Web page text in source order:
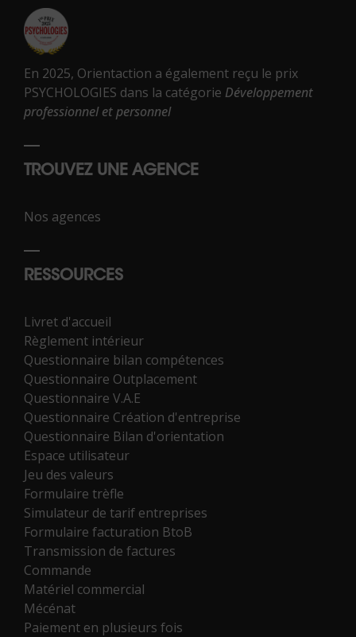
En 2025, Orientaction a également reçu le prix
PSYCHOLOGIES dans la catégorie Développement
professionnel et personnel
TROUVEZ UNE AGENCE
Nos agences
RESSOURCES
Livret d'accueil
Règlement intérieur
Questionnaire bilan compétences
Questionnaire Outplacement
Questionnaire V.A.E
Questionnaire Création d'entreprise
Questionnaire Bilan d'orientation
Espace utilisateur
Jeu des valeurs
Formulaire trèfle
Simulateur de tarif entreprises
Formulaire facturation BtoB
Transmission de factures
Commande
Matériel commercial
Mécénat
Paiement en plusieurs fois